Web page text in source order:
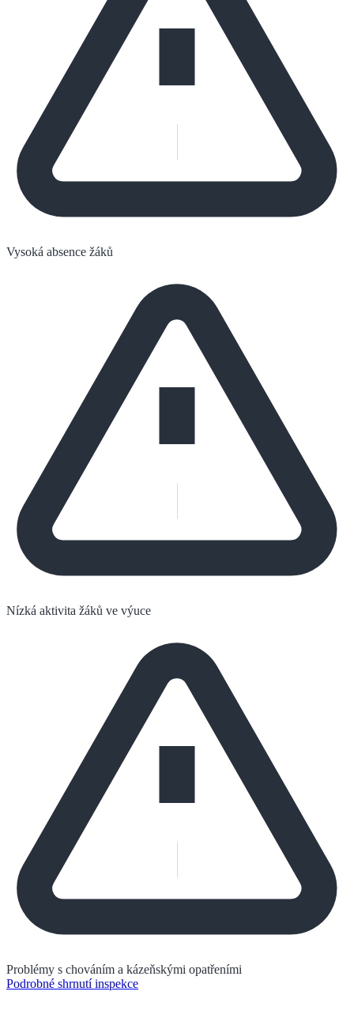
Vysoká absence žáků
Nízká aktivita žáků ve výuce
Problémy s chováním a kázeňskými opatřeními
Podrobné shrnutí inspekce